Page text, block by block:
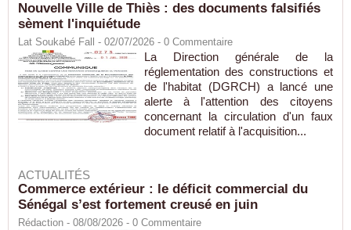
Nouvelle Ville de Thiès : des documents falsifiés
sèment l'inquiétude
Lat Soukabé Fall - 02/07/2026 - 0 Commentaire
La Direction générale de la
réglementation des constructions et
de l'habitat (DGRCH) a lancé une
alerte à l'attention des citoyens
concernant la circulation d'un faux
document relatif à l'acquisition...
ACTUALITÉS
Commerce extérieur : le déficit commercial du
Sénégal s’est fortement creusé en juin
Rédaction - 08/08/2026 - 0 Commentaire